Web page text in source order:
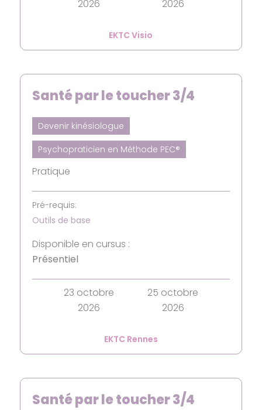
EKTC Visio
2026
2026
EKTC Rennes
Santé par le toucher 3/4
Devenir kinésiologue
Psychopraticien en Méthode PEC®
Pratique
Pré-requis:
Outils de base
Disponible en cursus :
Présentiel
23 octobre
2026
25 octobre
2026
Santé par le toucher 3/4